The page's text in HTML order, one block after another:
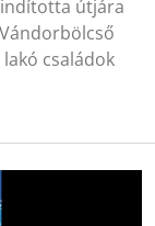
útjára
családok